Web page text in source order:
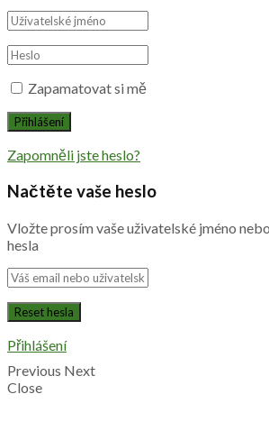
Zapamatovat si mě
Zapomněli jste heslo?
Načtěte vaše heslo
Vložte prosím vaše uživatelské jméno
hesla
Přihlášení
Previous Next
Close